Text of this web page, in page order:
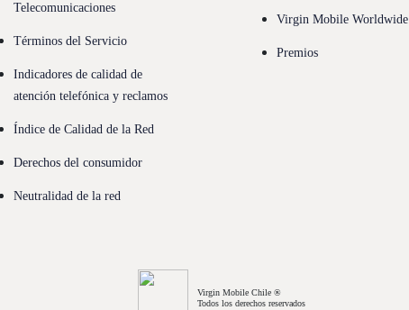
Telecomunicaciones
Términos del Servicio
Indicadores de calidad de
atención telefónica y reclamos
Índice de Calidad de la Red
Derechos del consumidor
Neutralidad de la red
Virgin Mobile Worldwide
Premios
Virgin Mobile Chile ®
Todos los derechos reservados